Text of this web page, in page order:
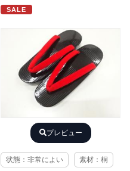
SALE
プレビュー
状態：非常によい 素材：桐